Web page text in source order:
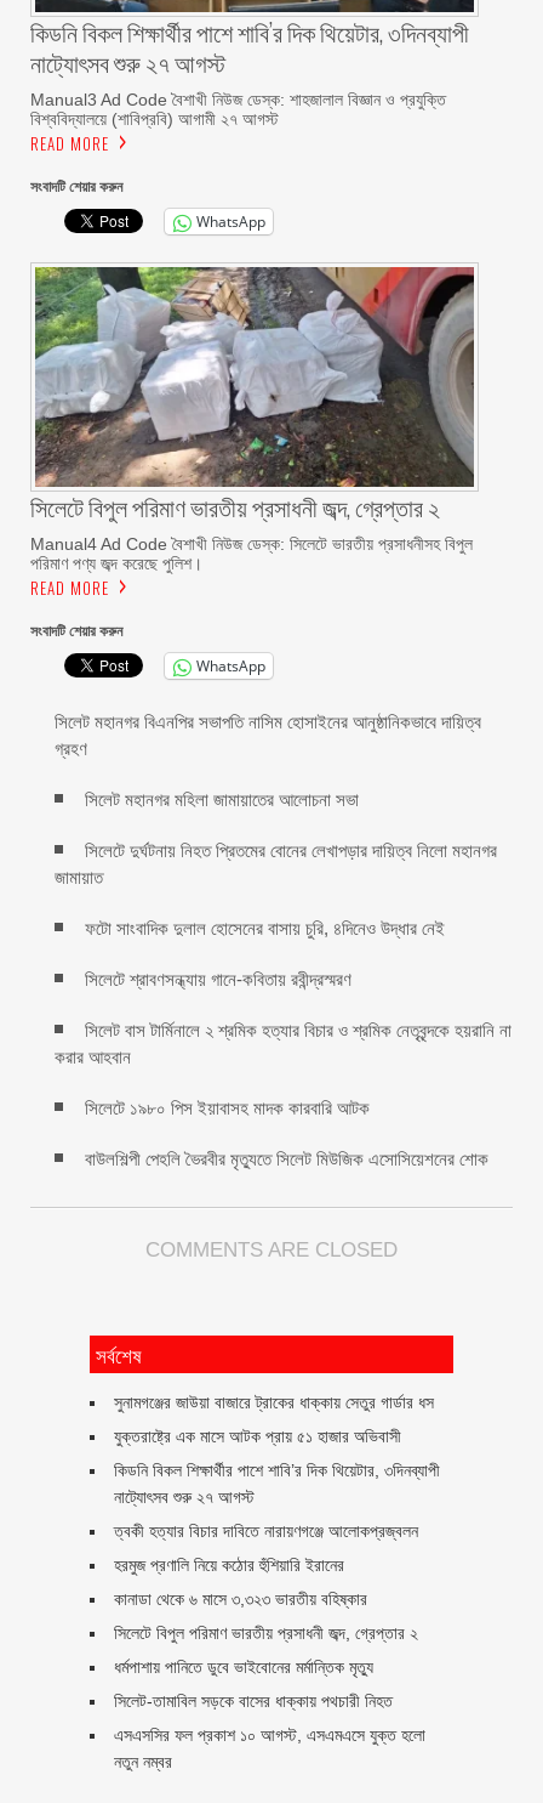
কিডনি বিকল শিক্ষার্থীর পাশে শাবি’র দিক থিয়েটার, ৩দিনব্যাপী
নাট্যোৎসব শুরু ২৭ আগস্ট
Manual3 Ad Code বৈশাখী নিউজ ডেস্ক: শাহজালাল বিজ্ঞান ও প্রযুক্তি
বিশ্ববিদ্যালয়ে (শাবিপ্রবি) আগামী ২৭ আগস্ট
READ MORE
সংবাদটি শেয়ার করুন
WhatsApp
সিলেটে বিপুল পরিমাণ ভারতীয় প্রসাধনী জব্দ, গ্রেপ্তার ২
Manual4 Ad Code বৈশাখী নিউজ ডেস্ক: সিলেটে ভারতীয় প্রসাধনীসহ বিপুল
পরিমাণ পণ্য জব্দ করেছে পুলিশ।
READ MORE
সংবাদটি শেয়ার করুন
WhatsApp
সিলেট মহানগর বিএনপির সভাপতি নাসিম হোসাইনের আনুষ্ঠানিকভাবে দায়িত্ব
গ্রহণ
সিলেট মহানগর মহিলা জামায়াতের আলোচনা সভা
সিলেটে দুর্ঘটনায় নিহত প্রিতমের বোনের লেখাপড়ার দায়িত্ব নিলো মহানগর
জামায়াত
ফটো সাংবাদিক দুলাল হোসেনের বাসায় চুরি, ৪দিনেও উদ্ধার নেই
সিলেটে শ্রাবণসন্ধ্যায় গানে-কবিতায় রবীন্দ্রস্মরণ
সিলেট বাস টার্মিনালে ২ শ্রমিক হত্যার বিচার ও শ্রমিক নেতৃবৃন্দকে হয়রানি না
করার আহবান
সিলেটে ১৯৮০ পিস ইয়াবাসহ মাদক কারবারি আটক
বাউলশিল্পী পেহলি ভৈরবীর মৃত্যুতে সিলেট মিউজিক এসোসিয়েশনের শোক
COMMENTS ARE CLOSED
সর্বশেষ
সুনামগঞ্জের জাউয়া বাজারে ট্রাকের ধাক্কায় সেতুর গার্ডার ধস
যুক্তরাষ্ট্রে এক মাসে আটক প্রায় ৫১ হাজার অভিবাসী
কিডনি বিকল শিক্ষার্থীর পাশে শাবি’র দিক থিয়েটার, ৩দিনব্যাপী
নাট্যোৎসব শুরু ২৭ আগস্ট
ত্বকী হত্যার বিচার দাবিতে নারায়ণগঞ্জে আলোকপ্রজ্বলন
হরমুজ প্রণালি নিয়ে কঠোর হুঁশিয়ারি ইরানের
কানাডা থেকে ৬ মাসে ৩,৩২৩ ভারতীয় বহিষ্কার
সিলেটে বিপুল পরিমাণ ভারতীয় প্রসাধনী জব্দ, গ্রেপ্তার ২
ধর্মপাশায় পানিতে ডুবে ভাইবোনের মর্মান্তিক মৃত্যু
সিলেট-তামাবিল সড়কে বাসের ধাক্কায় পথচারী নিহত
এসএসসির ফল প্রকাশ ১০ আগস্ট, এসএমএসে যুক্ত হলো
নতুন নম্বর